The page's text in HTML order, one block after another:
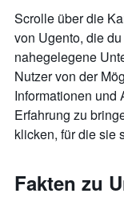
Scrolle über die
von Ugento, die
nahegelegene
Nutzer von der
Informationen und
Erfahrung zu
klicken, für die sie
Fakten zu